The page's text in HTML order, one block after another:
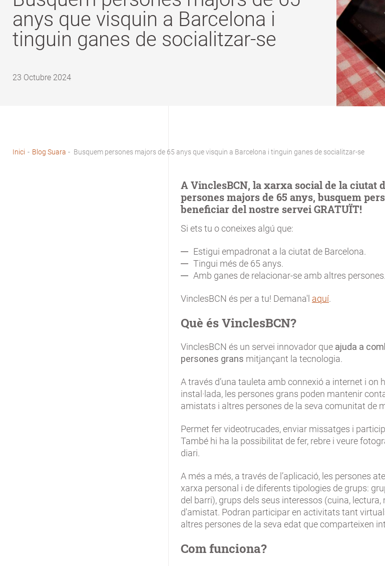
anys que visquin a Barcelona i
tinguin ganes de socialitzar-se
23 Octubre 2024
Inici - Blog Suara - Busquem persones majors de 65 anys que visquin a Barcelona i tinguin ganes de socialitzar-se
A VinclesBCN, la xarxa social de la ciutat
persones majors de 65 anys, busquem
beneficiar del nostre servei GRATUÏT!
Si ets tu o coneixes algú que:
Estigui empadronat a la ciutat de Barcelona.
Tingui més de 65 anys.
Amb ganes de relacionar-se amb altres persones.
VinclesBCN és per a tu! Demana'l aquí.
Què és VinclesBCN?
VinclesBCN és un servei innovador que ajuda a
persones grans mitjançant la tecnologia.
A través d’una tauleta amb connexió a internet i on
instal·lada, les persones grans poden mantenir
amistats i altres persones de la seva comunitat de
Permet fer videotrucades, enviar missatges i
També hi ha la possibilitat de fer, rebre i veure
diari.
A més a més, a través de l’aplicació, les persones
xarxa personal i de diferents tipologies de grups:
del barri), grups dels seus interessos (cuina, lectura,
d'amistat. Podran participar en activitats tant
altres persones de la seva edat que comparteixen
Com funciona?